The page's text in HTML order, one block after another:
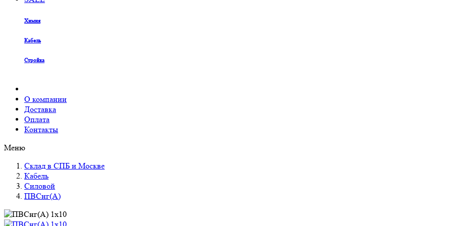
Химия
Кабель
Стройка
О компании
Доставка
Оплата
Контакты
Меню
Склад в СПБ и Москве
Кабель
Силовой
ПВСнг(А)